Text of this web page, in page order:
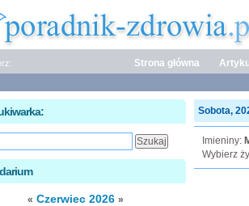
Strona główna
Sobota,
Imieniny:
Wybierz
« Czerwiec 2026 »